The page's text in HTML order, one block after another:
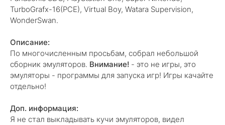
TurboGrafx-16(PCE), Virtual Boy, Watara Supervision,
WonderSwan.
Описание:
По многочисленным просьбам, собрал небольшой
сборник эмуляторов. Внимание! - это не игры, это
эмуляторы - программы для запуска игр! Игры качайте
отдельно!
Доп. информация:
Я не стал выкладывать кучи эмуляторов, видел